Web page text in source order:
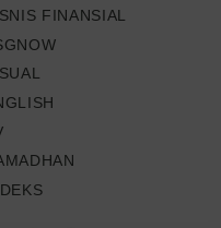
FINANSIAL